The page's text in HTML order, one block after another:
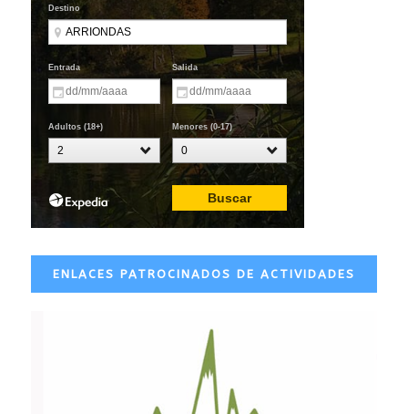
ENLACES PATROCINADOS DE ACTIVIDADES